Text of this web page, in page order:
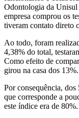
Odontologia da
empresa comprou os
tiveram contato direto
Ao todo, foram
4,38% do total,
Como efeito de
girou na casa dos 13%.
Por consequência,
que corresponde a
este índice era de 80%.